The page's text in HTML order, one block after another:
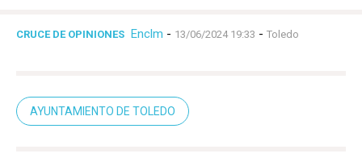
CRUCE DE OPINIONES Enclm - 13/06/2024 19:33 - Toledo
AYUNTAMIENTO DE TOLEDO